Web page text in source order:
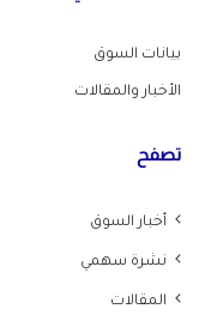
بيانات السوق
الأخبار والمقالات
تصفح
أخبار السوق
نشرة سهمي
المقالات